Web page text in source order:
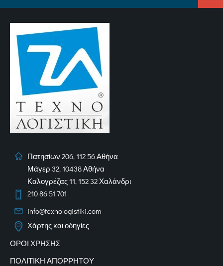
Πατησίων 206, 112 56 Αθήνα
Μάγερ 32, 10438 Αθήνα
Καλογρέζας 11, 152 32 Χαλάνδρι
210 86 51 701
info@texnologistiki.com
Χάρτης και οδηγίες
ΟΡΟΙ ΧΡΗΣΗΣ
ΠΟΛΙΤΙΚΗ ΑΠΟΡΡΗΤΟΥ